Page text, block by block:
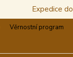
Expedice
Věrnostní program